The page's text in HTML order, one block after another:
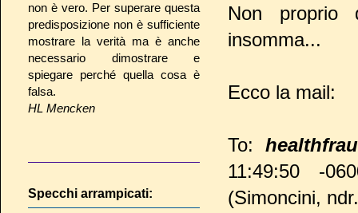
Non proprio
insomma...
Ecco la mail:
To:
11:49:50 -
(Simoncini,
non è vero. Per superare questa
predisposizione non è sufficiente
mostrare la verità ma è anche
necessario dimostrare e
spiegare perché quella cosa è
falsa.
HL Mencken
Specchi arrampicati: